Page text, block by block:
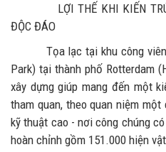
LỢI THẾ KHI KIẾN TRÚC
ĐỘC ĐÁO
Tọa lạc tại khu công viên
Park) tại thành phố Rotterdam
xây dựng giúp mang đến một
tham quan, theo quan niệm
kỹ thuật cao - nơi công chúng
hoàn chỉnh gồm 151.000 hiện